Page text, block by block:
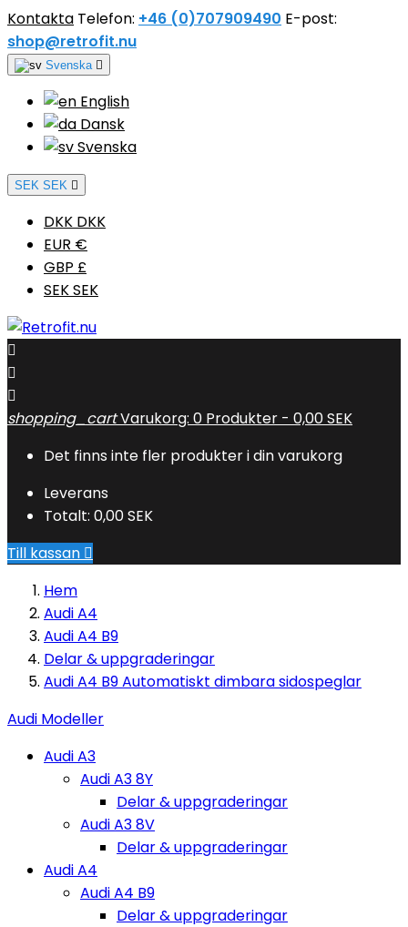
Kontakta Telefon: +46 (0)707909490 E-post:
shop@retrofit.nu
Svenska 
English
Dansk
Svenska
SEK SEK 
DKK DKK
EUR €
GBP £
SEK SEK



shopping_cartVarukorg: 0 Produkter - 0,00 SEK
Det finns inte fler produkter i din varukorg
Leverans
Totalt: 0,00 SEK
Till kassan 
Hem
Audi A4
Audi A4 B9
Delar & uppgraderingar
Audi A4 B9 Automatiskt dimbara sidospeglar
Audi Modeller
Audi A3
Audi A3 8Y
Delar & uppgraderingar
Audi A3 8V
Delar & uppgraderingar
Audi A4
Audi A4 B9
Delar & uppgraderingar